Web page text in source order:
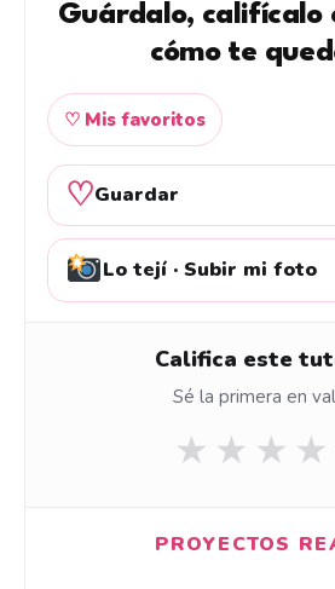
Guárdalo, califícalo
cómo te
♡ Mis favoritos
♡Guardar
Lo tejí · Subir mi foto
Califica este
Sé la primera en
★ ★ ★ ★
PROYECTOS